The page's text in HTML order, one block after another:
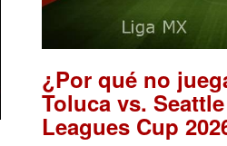
¿Por qué no
Toluca vs.
Leagues Cup